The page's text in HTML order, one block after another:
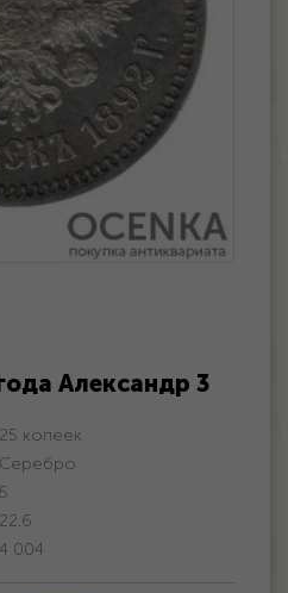
Александр 3
25 копеек
Серебро
5
22.6
4 004